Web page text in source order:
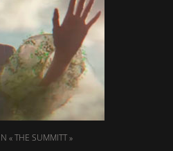
« THE SUMMITT »